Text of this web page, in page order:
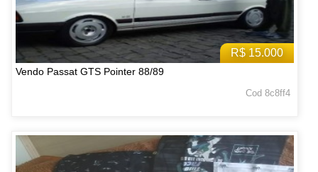
R$ 15.000
Vendo Passat GTS Pointer 88/89
Cod 8c8ff4